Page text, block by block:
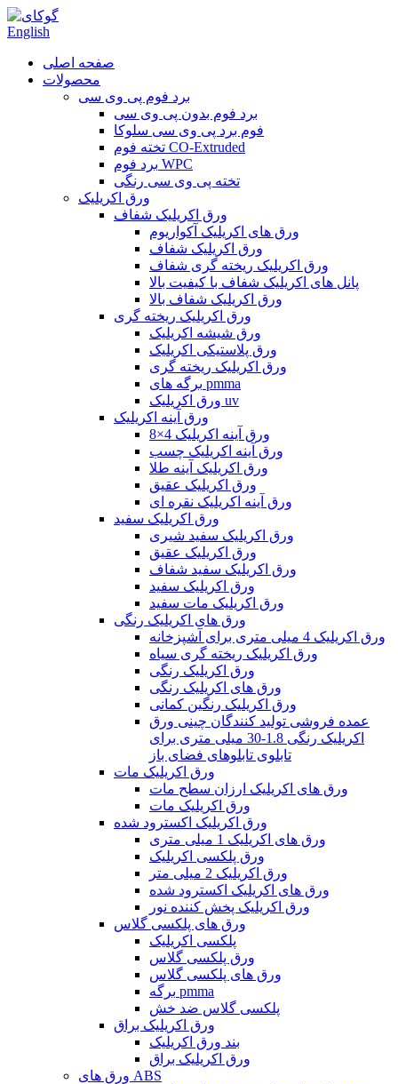
English
صفحه اصلی
محصولات
برد فوم پی وی سی
برد فوم بدون پی وی سی
فوم برد پی وی سی سلوکا
تخته فوم CO-Extruded
برد فوم WPC
تخته پی وی سی رنگی
ورق اکریلیک
ورق اکریلیک شفاف
ورق های اکریلیک آکواریوم
ورق اکریلیک شفاف
ورق اکریلیک ریخته گری شفاف
پانل های اکریلیک شفاف با کیفیت بالا
ورق اکریلیک شفاف بالا
ورق اکریلیک ریخته گری
ورق شیشه اکریلیک
ورق پلاستیکی اکریلیک
ورق اکریلیک ریخته گری
برگه های pmma
ورق اکریلیک uv
ورق آینه اکریلیک
ورق آینه اکریلیک 4×8
ورق آینه اکریلیک چسب
ورق اکریلیک آینه طلا
ورق اکریلیک عقیق
ورق آینه اکریلیک نقره ای
ورق اکریلیک سفید
ورق اکریلیک سفید شیری
ورق اکریلیک عقیق
ورق اکریلیک سفید شفاف
ورق اکریلیک سفید
ورق اکریلیک مات سفید
ورق های اکریلیک رنگی
ورق اکریلیک 4 میلی متری برای آشپزخانه
ورق اکریلیک ریخته گری سیاه
ورق اکریلیک رنگی
ورق های اکریلیک رنگی
ورق اکریلیک رنگین کمانی
عمده فروشی تولید کنندگان چینی ورق
اکریلیک رنگی 1.8-30 میلی متری برای
تابلوی تابلوهای فضای باز
ورق اکریلیک مات
ورق های اکریلیک ارزان سطح مات
ورق اکریلیک مات
ورق اکریلیک اکسترود شده
ورق های اکریلیک 1 میلی متری
ورق پلکسی اکریلیک
ورق اکریلیک 2 میلی متر
ورق های اکریلیک اکسترود شده
ورق اکریلیک پخش کننده نور
ورق های پلکسی گلاس
پلکسی اکریلیک
ورق پلکسی گلاس
ورق های پلکسی گلاس
برگه pmma
پلکسی گلاس ضد خش
ورق اکریلیک براق
بند ورق اکریلیک
ورق اکریلیک براق
ورق های ABS